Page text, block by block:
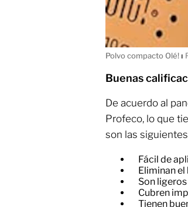
Polvo compacto Olé!ı
Buenas
De acuerdo al
Profeco, lo que
son las
Fácil de
​Eliminan el
​Son
​Cubren
​Tienen